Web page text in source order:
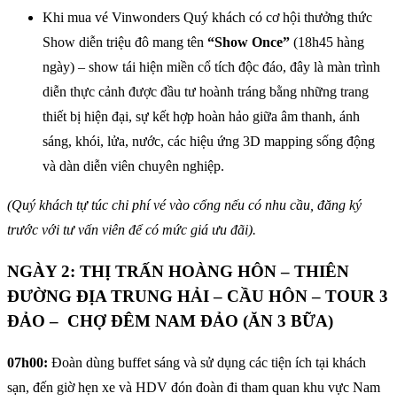
Khi mua vé Vinwonders Quý khách có cơ hội thưởng thức
Show diễn triệu đô mang tên “Show Once” (18h45 hàng
ngày) – show tái hiện miền cổ tích độc đáo, đây là màn trình
diễn thực cảnh được đầu tư hoành tráng bằng những trang
thiết bị hiện đại, sự kết hợp hoàn hảo giữa âm thanh, ánh
sáng, khói, lửa, nước, các hiệu ứng 3D mapping sống động
và dàn diễn viên chuyên nghiệp.
(Quý khách tự túc chi phí vé vào cổng nếu có nhu cầu, đăng ký
trước với tư vấn viên để có mức giá ưu đãi).
NGÀY 2: THỊ TRẤN HOÀNG HÔN – THIÊN
ĐƯỜNG ĐỊA TRUNG HẢI – CẦU HÔN – TOUR 3
ĐẢO – CHỢ ĐÊM NAM ĐẢO (ĂN 3 BỮA)
07h00: Đoàn dùng buffet sáng và sử dụng các tiện ích tại khách
sạn, đến giờ hẹn xe và HDV đón đoàn đi tham quan khu vực Nam